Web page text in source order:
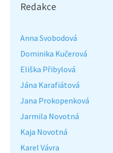
Redakce
Anna Svobodová
Dominika Kučerová
Eliška Přibylová
Jána Karafiátová
Jana Prokopenková
Jarmila Novotná
Kaja Novotná
Karel Vávra